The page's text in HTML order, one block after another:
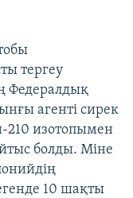
тергеу
Федералдық
агенті сирек
210 изотопымен
болды. Міне
10 шақты